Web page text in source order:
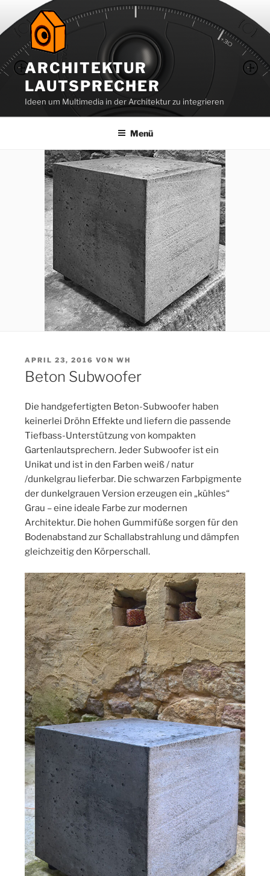
Inhalt
springen
ARCHITEKTUR
LAUTSPRECHER
Ideen um Multimedia in der Architektur zu integrieren
Menü
VERÖFFENTLICHT
AM
APRIL 23, 2016 VONWH
Beton Subwoofer
Die handgefertigten Beton-Subwoofer haben
keinerlei Dröhn Effekte und liefern die passende
Tiefbass-Unterstützung von kompakten
Gartenlautsprechern. Jeder Subwoofer ist ein
Unikat und ist in den Farben weiß / natur
/dunkelgrau lieferbar. Die schwarzen Farbpigmente
der dunkelgrauen Version erzeugen ein „kühles“
Grau – eine ideale Farbe zur modernen
Architektur. Die hohen Gummifüße sorgen für den
Bodenabstand zur Schallabstrahlung und dämpfen
gleichzeitig den Körperschall.